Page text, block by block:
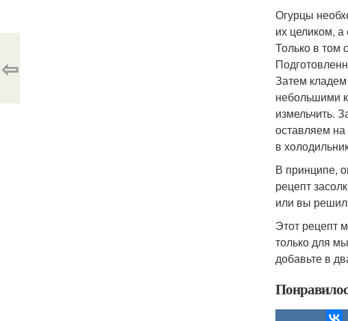
Огурцы
их целиком,
Только в том
Затем
небольшими
измельчить.
оставляем на
в
В принципе,
рецепт
или вы
Этот рецепт
только для
добавьте в
⇦